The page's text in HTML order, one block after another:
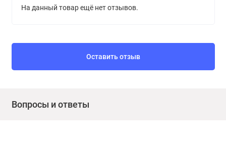
На данный товар ещё нет отзывов.
Оставить отзыв
Вопросы и ответы